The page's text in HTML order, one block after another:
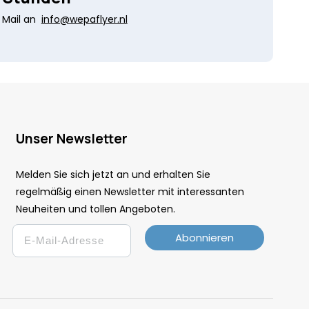
Mail an info@wepaflyer.nl
Unser Newsletter
Melden Sie sich jetzt an und erhalten Sie
regelmäßig einen Newsletter mit interessanten
Neuheiten und tollen Angeboten.
Email
Abonnieren